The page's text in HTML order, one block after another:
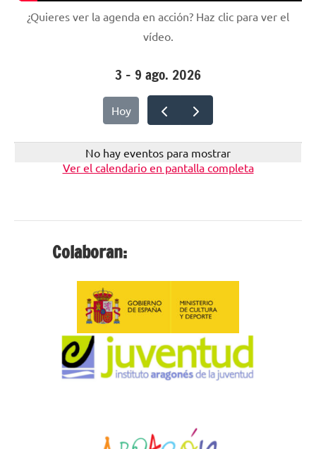
¿Quieres ver la agenda en acción? Haz clic para ver el
vídeo.
3 – 9 ago. 2026
Hoy
No hay eventos para mostrar
Ver el calendario en pantalla completa
Colaboran: